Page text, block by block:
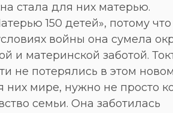
стала для них матерью.
150 детей», потому что
войны она сумела
и материнской заботой.
не потерялись в этом
них мире, нужно не просто
семьи. Она заботилась